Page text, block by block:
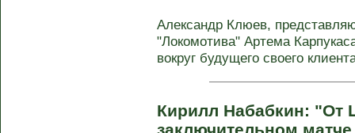
Александр Клюев,
"Локомотива" Артема
вокруг будущего своего
Кирилл Набабкин: "От